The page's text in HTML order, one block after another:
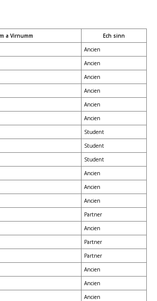
a Virnumm
Ech sinn
Ancien
Ancien
Ancien
Ancien
Ancien
Ancien
Student
Student
Student
Ancien
Ancien
Ancien
Partner
Ancien
Partner
Partner
Ancien
Ancien
Ancien